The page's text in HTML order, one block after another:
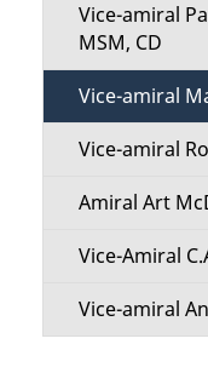
Vice-amiral
MSM, CD
Vice-amiral
Vice-amiral
Amiral Art
Vice-Amiral
Vice-amiral